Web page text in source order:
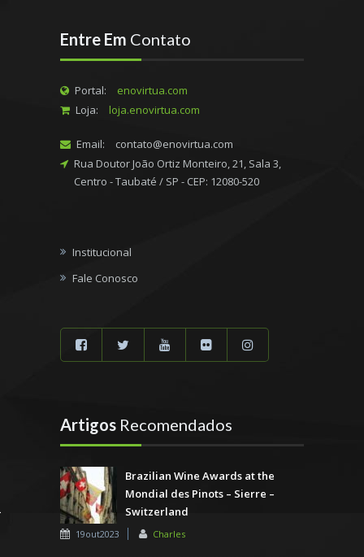
Entre Em Contato
Portal:
enovirtua.com
Loja:
loja.enovirtua.com
Email:
contato@enovirtua.com
Rua Doutor João Ortiz Monteiro, 21, Sala 3,
Centro - Taubaté / SP - CEP: 12080-520
Institucional
Fale Conosco
Artigos Recomendados
Brazilian Wine Awards at the
Mondial des Pinots – Sierre –
Switzerland
19out2023 Charles